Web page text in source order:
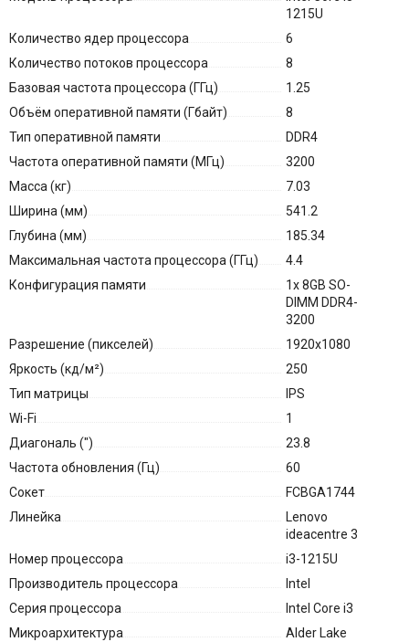
1215U
Количество ядер процессора
6
Количество потоков процессора
8
Базовая частота процессора (ГГц)
1.25
Объём оперативной памяти (Гбайт)
8
Тип оперативной памяти
DDR4
Частота оперативной памяти (МГц)
3200
Масса (кг)
7.03
Ширина (мм)
541.2
Глубина (мм)
185.34
Максимальная частота процессора (ГГц)
4.4
Конфигурация памяти
1x 8GB SO-
DIMM DDR4-
3200
Разрешение (пикселей)
1920x1080
Яркость (кд/м²)
250
Тип матрицы
IPS
Wi-Fi
1
Диагональ (″)
23.8
Частота обновления (Гц)
60
Сокет
FCBGA1744
Линейка
Lenovo
ideacentre 3
Номер процессора
i3-1215U
Производитель процессора
Intel
Серия процессора
Intel Core i3
Микроархитектура
Alder Lake